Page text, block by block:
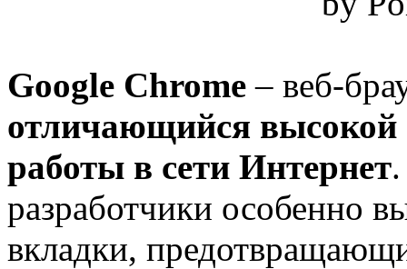
Google Chrome – веб-
отличающийся высокой
работы в сети Интернет
разработчики особенно
вкладки,